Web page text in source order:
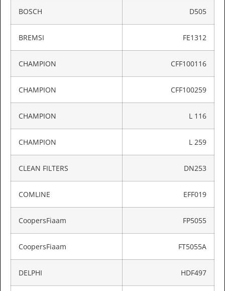
BOSCH D505
BREMSI FE1312
CHAMPION CFF100116
CHAMPION CFF100259
CHAMPION L 116
CHAMPION L 259
CLEAN FILTERS DN253
COMLINE EFF019
CoopersFiaam FP5055
CoopersFiaam FT5055A
DELPHI HDF497